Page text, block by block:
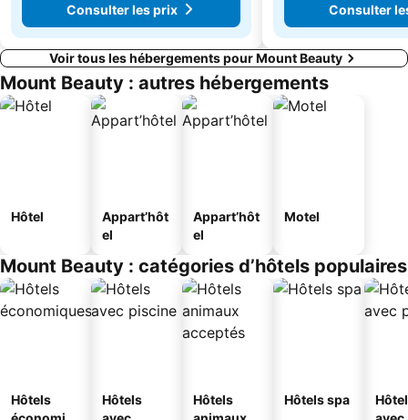
Consulter les prix
Consulter
Voir tous les hébergements pour Mount Beauty
Mount Beauty : autres hébergements
Hôtel
Appart’hôt
el
Appart’hôt
el
Motel
Mount Beauty : catégories d’hôtels populaires
Hôtels
Hôtels
Hôtels
Hôtels spa